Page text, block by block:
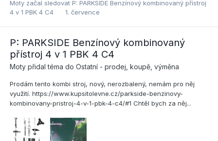
Moty začal sledovat P: PARKSIDE Benzínový kombinovaný přístroj
4 v 1 PBK 4 C4
1. července
P: PARKSIDE Benzínový kombinovaný
přístroj 4 v 1 PBK 4 C4
Moty přidal téma do Ostatní - prodej, koupě, výměna
Prodám tento kombi stroj, nový, nerozbalený, nemám pro něj
využití. https://www.kupsitolevne.cz/parkside-benzinovy-
kombinovany-pristroj-4-v-1-pbk-4-c4/#1 Chtěl bych za něj...